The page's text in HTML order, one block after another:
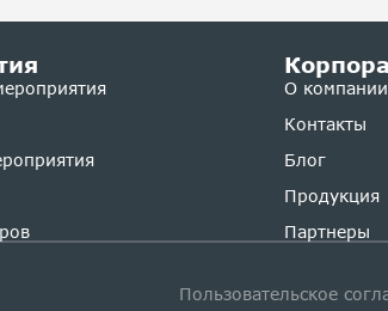
О компании
Контакты
Блог
Продукция
Партнеры
Пользовательское